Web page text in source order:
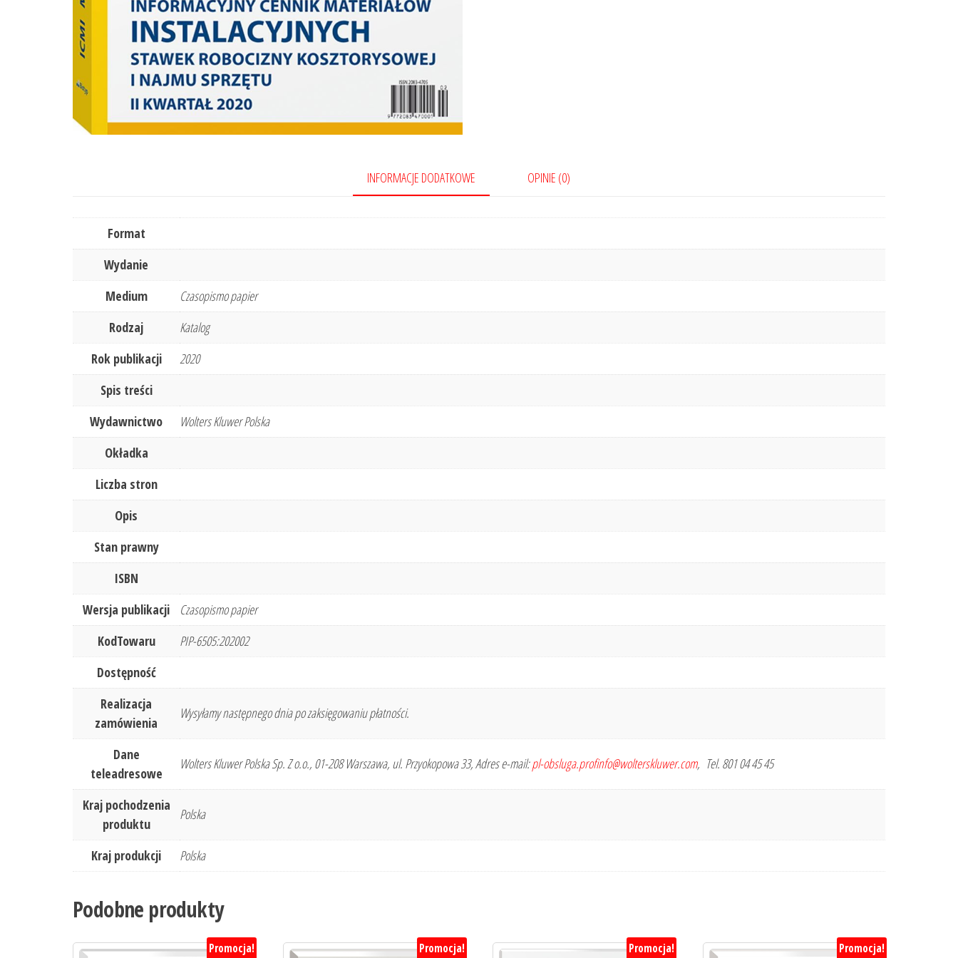
INFORMACJE DODATKOWE OPINIE (0)
Format
Wydanie
Medium
Czasopismo papier
Rodzaj
Katalog
Rok publikacji
2020
Spis treści
Wydawnictwo
Wolters Kluwer Polska
Okładka
Liczba stron
Opis
Stan prawny
ISBN
Wersja publikacji
Czasopismo papier
KodTowaru
PIP-6505:202002
Dostępność
Realizacja
zamówienia
Wysyłamy następnego dnia po zaksięgowaniu płatności.
Dane
teleadresowe
Wolters Kluwer Polska Sp. Z o.o., 01-208 Warszawa, ul. Przyokopowa 33, Adres e-mail:pl-obsluga.profinfo@wolterskluwer.com, Tel. 801 04 45 45
Kraj pochodzenia
produktu
Polska
Kraj produkcji Polska
Podobne produkty
Promocja! Promocja! Promocja! Promocja!